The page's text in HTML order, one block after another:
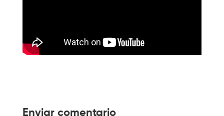
Enviar comentario